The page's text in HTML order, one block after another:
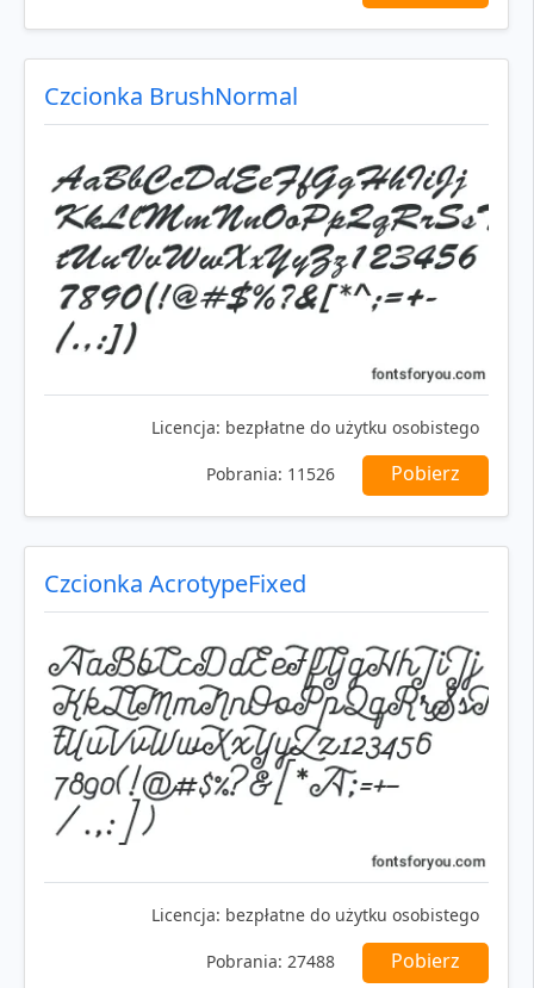
Czcionka BrushNormal
Licencja: bezpłatne do użytku osobistego
Pobrania: 11526 Pobierz
Czcionka AcrotypeFixed
Licencja: bezpłatne do użytku osobistego
Pobrania: 27488 Pobierz